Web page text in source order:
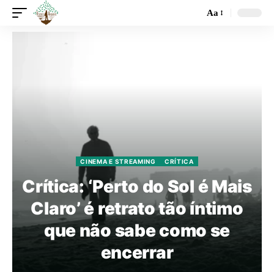
Aa
CINEMA E STREAMING CRÍTICA
Crítica: ‘Perto do Sol é Mais
Claro’ é retrato tão íntimo
que não sabe como se
encerrar